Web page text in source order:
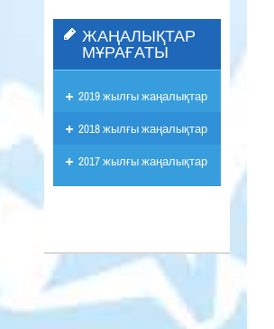
ЖАҢАЛЫҚТАР
МҰРАҒАТЫ
2019 жылғы жаңалықтар
2018 жылғы жаңалықтар
2017 жылғы жаңалықтар